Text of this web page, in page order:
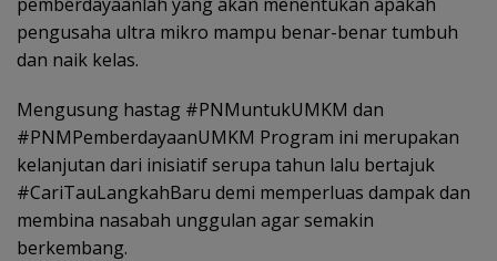
pengusaha ultra mikro mampu benar-benar tumbuh
dan naik kelas.
Mengusung hastag #PNMuntukUMKM dan
#PNMPemberdayaanUMKM Program ini merupakan
kelanjutan dari inisiatif serupa tahun lalu bertajuk
#CariTauLangkahBaru demi memperluas dampak dan
membina nasabah unggulan agar semakin
berkembang.